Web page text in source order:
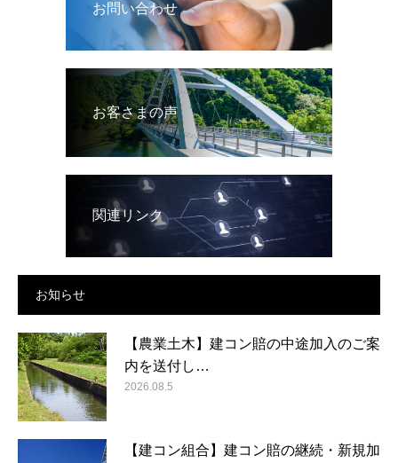
お問い合わせ
お客さまの声
関連リンク
お知らせ
【農業土木】建コン賠の中途加入のご案
内を送付し…
2026.08.5
【建コン組合】建コン賠の継続・新規加